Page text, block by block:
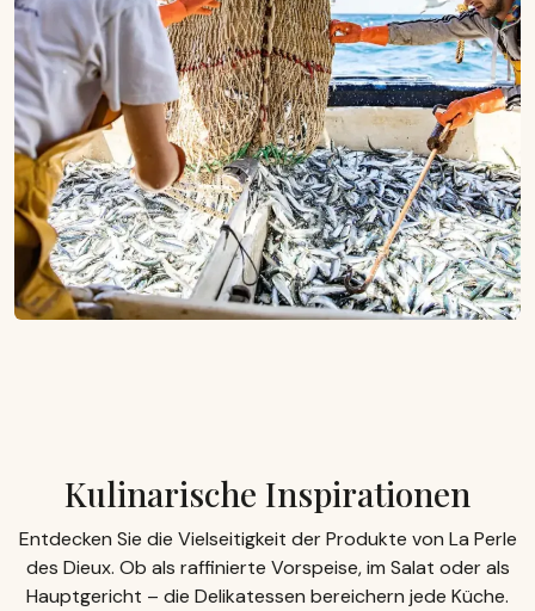
Kulinarische Inspirationen
Entdecken Sie die Vielseitigkeit der Produkte von La Perle
des Dieux. Ob als raffinierte Vorspeise, im Salat oder als
Hauptgericht – die Delikatessen bereichern jede Küche.